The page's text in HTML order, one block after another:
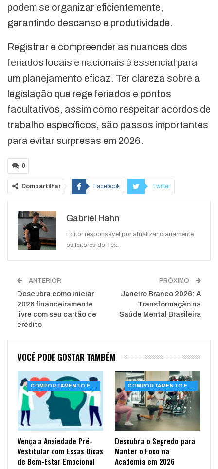
podem se organizar eficientemente,
garantindo descanso e produtividade.
Registrar e compreender as nuances dos
feriados locais e nacionais é essencial para
um planejamento eficaz. Ter clareza sobre a
legislação que rege feriados e pontos
facultativos, assim como respeitar acordos de
trabalho específicos, são passos importantes
para evitar surpresas em 2026.
0
Compartilhar Facebook Twitter
WhatsApp
Gabriel Hahn
Editor responsável por atualizar diariamente
os leitores do Tex.
ANTERIOR
Descubra como iniciar
2026 financeiramente
livre com seu cartão de
crédito
PRÓXIMO
Janeiro Branco 2026: A
Transformação na
Saúde Mental Brasileira
VOCÊ PODE GOSTAR TAMBÉM
COMPORTAMENTO E SAÚDE
Vença a Ansiedade Pré-
Vestibular com Essas Dicas
de Bem-Estar Emocional
COMPORTAMENTO E SAÚDE
Descubra o Segredo para
Manter o Foco na
Academia em 2026